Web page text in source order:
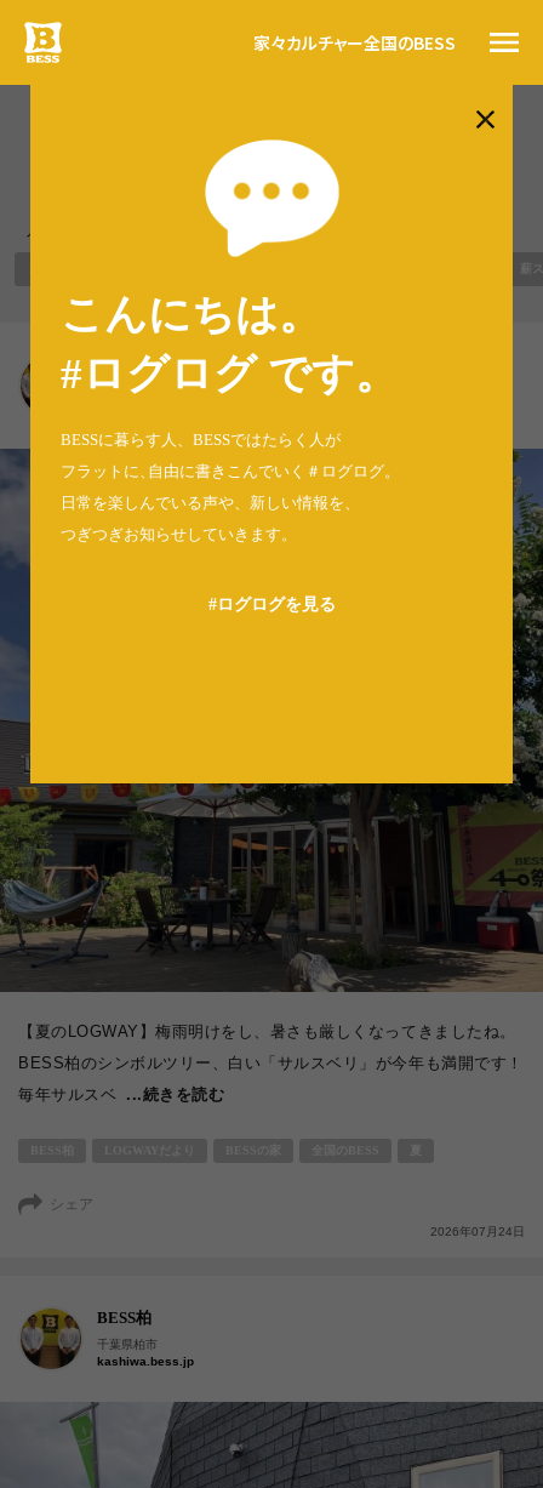
家々カルチャー全国のBESS
トップ
BESSの思い
BESSカルチャー
家々
暮らす人
#ログログ
全国のBESS
資料請求
法人の方へ
BESS柏 x LOGWAYだより
薪
BESS柏
千葉県柏市
【夏のLOGWAY】梅雨明けをし、暑さも厳しくなってきましたね。
BESS柏のシンボルツリー、白い「サルスベリ」が今年も満開です！
毎年サルスベ ...続きを読む
シェア
2026年07月24日
BESS柏
千葉県柏市
kashiwa.bess.jp
こんにちは。
#ログログ です。
BESSに暮らす人、BESSではたらく人が
フラットに、自由に書きこんでいく＃ログログ。
日常を楽しんでいる声や、新しい情報を、
つぎつぎお知らせしていきます。
#ログログを見る